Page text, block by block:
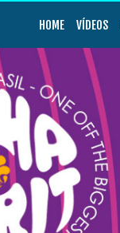
HOME VÍDEOS